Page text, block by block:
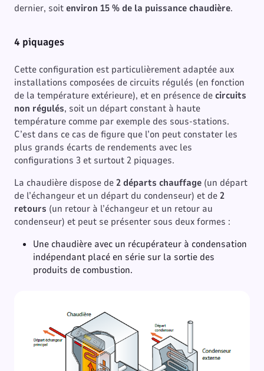
dernier, soitenviron 15 % de la puissance chaudière.
4 piquages
Cette configuration est particulièrement adaptée aux
installations composées de circuits régulés (en fonction
de la température extérieure), et en présence decircuits
non régulés, soit un départ constant à haute
température comme par exemple des sous-stations.
C’est dans ce cas de figure que l’on peut constater les
plus grands écarts de rendements avec les
configurations 3 et surtout 2 piquages.
La chaudière dispose de2 départs chauffage (un départ
de l’échangeur et un départ du condenseur) et de2
retours (un retour à l’échangeur et un retour au
condenseur) et peut se présenter sous deux formes :
Une chaudière avec un récupérateur à condensation
indépendant placé en série sur la sortie des
produits de combustion.